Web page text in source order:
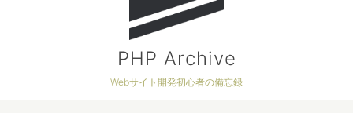
PHP Archive
Webサイト開発初心者の備忘録